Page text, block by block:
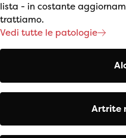
lista - in costante
trattiamo.
Vedi tutte le patologie
Artrite